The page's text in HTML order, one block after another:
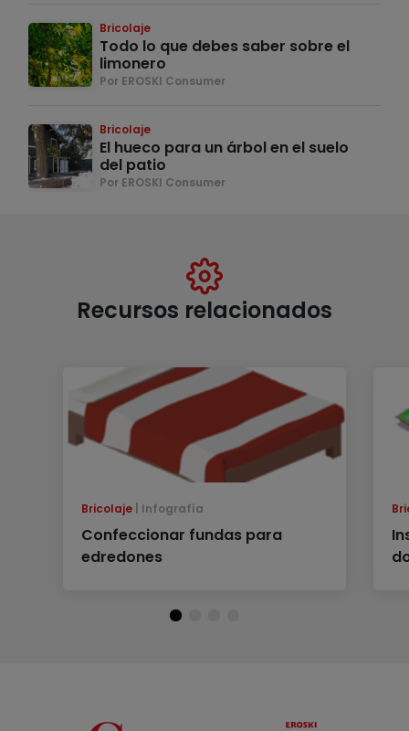
Bricolaje
Todo lo que debes saber sobre el
limonero
Por EROSKI Consumer
Bricolaje
El hueco para un árbol en el suelo
del patio
Por EROSKI Consumer
Recursos relacionados
Bricolaje Infografía
Confeccionar fundas para
edredones